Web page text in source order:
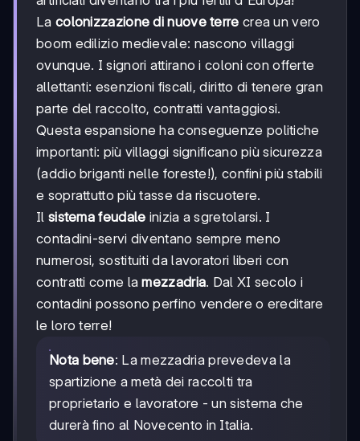
La colonizzazione di nuove terre crea un vero
boom edilizio medievale: nascono villaggi
ovunque. I signori attirano i coloni con offerte
allettanti: esenzioni fiscali, diritto di tenere gran
parte del raccolto, contratti vantaggiosi.
Questa espansione ha conseguenze politiche
importanti: più villaggi significano più sicurezza
(addio briganti nelle foreste!), confini più stabili
e soprattutto più tasse da riscuotere.
Il sistema feudale inizia a sgretolarsi. I
contadini-servi diventano sempre meno
numerosi, sostituiti da lavoratori liberi con
contratti come lamezzadria. Dal XI secolo i
contadini possono perfino vendere o ereditare
le loro terre!
Nota bene: La mezzadria prevedeva la
spartizione a metà dei raccolti tra
proprietario e lavoratore - un sistema che
durerà fino al Novecento in Italia.